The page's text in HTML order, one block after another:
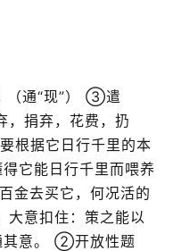
通“现”） ③遣
，捐弃，花费，扔
据它日行千里的本
它能日行千里而喂养
金去买它，何况活的
大意扣住：策之能以
其意。 ②开放性题